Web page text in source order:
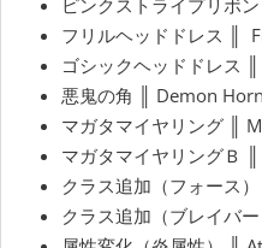
ピンクストライプリボ
フリルヘッドドレス ║
ゴシックヘッドドレス
悪鬼の角 ║ Demon
マガタマイヤリング ║
マガタマイヤリングＢ
クラス追加（フォース
クラス追加（ブレイバ